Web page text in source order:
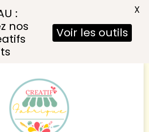
:
nos
Voir les outils
X